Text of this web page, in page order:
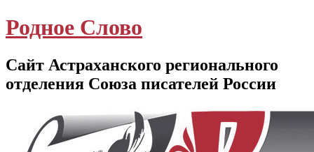
Родное Слово
Сайт Астраханского регионального
отделения Союза писателей России